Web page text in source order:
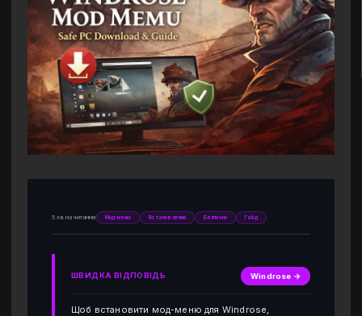
5 хв на читання Мод-меню Встановлення Безпечно Гайд
ШВИДКА ВІДПОВІДЬ Windrose →
Щоб встановити мод-меню для Windrose,